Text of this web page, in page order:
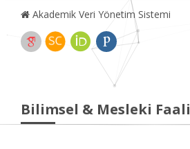
Akademik Veri Yönetim Sistemi
Bilimsel & Mesleki